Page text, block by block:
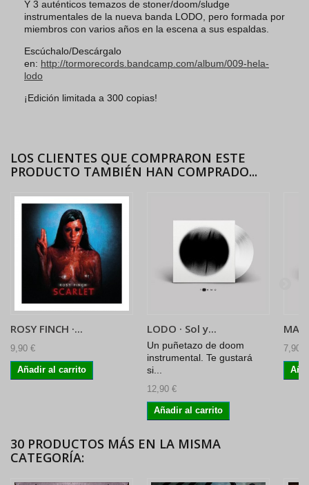
Y 3 auténticos temazos de stoner/doom/sludge
instrumentales de la nueva banda LODO, pero formada por
miembros con varios años en la escena a sus espaldas.
Escúchalo/Descárgalo
en: http://tormorecords.bandcamp.com/album/009-hela-
lodo
¡Edición limitada a 300 copias!
LOS CLIENTES QUE COMPRARON ESTE
PRODUCTO TAMBIÉN HAN COMPRADO...
ROSY FINCH ·...
9,90 €
Añadir al carrito
LODO · Sol y...
Un puñetazo de doom
instrumental. Te gustará
si...
12,90 €
Añadir al carrito
7,90 €
30 PRODUCTOS MÁS EN LA MISMA
CATEGORÍA: